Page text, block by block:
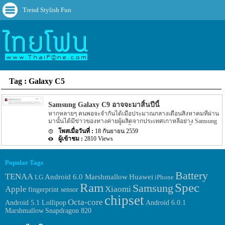
Trend Stylish Fun
Tag : Galaxy C5
Samsung Galaxy C9 อาจจะมาสิ้นปีนี้
หากหลายๆ คนพอจะจำกันได้เมื่อประมาณกลางเดือนสิงหาคมที่ผ่าน
มานั้นได้มีข่าวของทางค่ายผู้ผลิตจากประเทศเกาหลีอย่าง Samsung
ออกมา โดยรายละเอียดในตอนนั้นระบุว่าทาง Samsung นั้นกำลัง
ทำการเร่งผลิต Smartphone รุ่นใหม่อย่าง Samsung Galaxy C9 อยู่ โดย
รายละเอียดในตอนนั้นยังคงเป็นเพียงข่าวลือเท่านั้น แต่ล่าสุดนั้นกลับ
มีข่าวของ Samsung Galaxy C9 ออกมาอีกครั้ง สำหรับรายละเอียด
ระบุว่า Samsung Galaxy C9 รุ่นใหม่นี้อาถูกเปิดตัวออกมาประมาณ
เดือนตุลาคมหรือประมาณเดือนพฤศจิกายน โดยกำหนดดังกล่าวนั้น
จะไม่เพียงแค่รุ่น Samsung Galaxy C9 เพียงรุ่นเดียวเท่านั้นแต่กำหนด
ดังกล่าวจะเป็น Smartphone ในตระกูล ‘C’ ทั้งหมดซึ่งรวมกับ
Smartphone อีก 2 รุ่นล่าสุดที่เป็นข่าวออกมาก่อนหน้านี้อย่าง Galaxy
C5 และ Galaxy C7 เข้าไปด้วย แต่ก็น่าเสียดายที่รายละเอียดตามข่าว
18 กันยายน 2559
2810 Views
Popular Tags
TENAA LG Android 6.0 MarshmallowHuawei iPhone Battery
Apple fingerprint sensorRamXiaomi Samsung Spec
Android 5.1 Lollipop Octa-core chipsetAndroid 6.0.1
Marshmallow Snapdragon 820